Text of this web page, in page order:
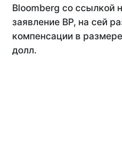
Bloomberg со ссылкой
заявление BP, на сей
компенсации в
долл.